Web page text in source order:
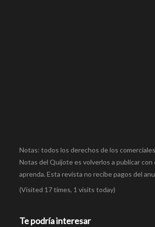
Notas: todos los derechos de los
Notas del Quijote es volverlos a publicar
aprenda. Esta revista no recibe pagos del
(Visited 17 times, 1 visits today)
Te podría interesar